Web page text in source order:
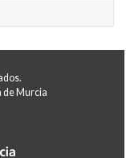
de Murcia